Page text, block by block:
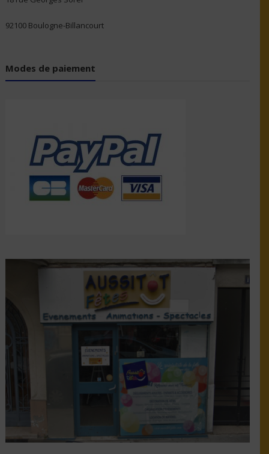
92100 Boulogne-Billancourt
Modes de paiement